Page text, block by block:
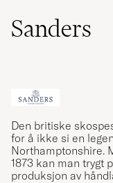
Sanders
Den britiske
for å ikke si en
Northamptonshire.
1873 kan man trygt
produksjon av